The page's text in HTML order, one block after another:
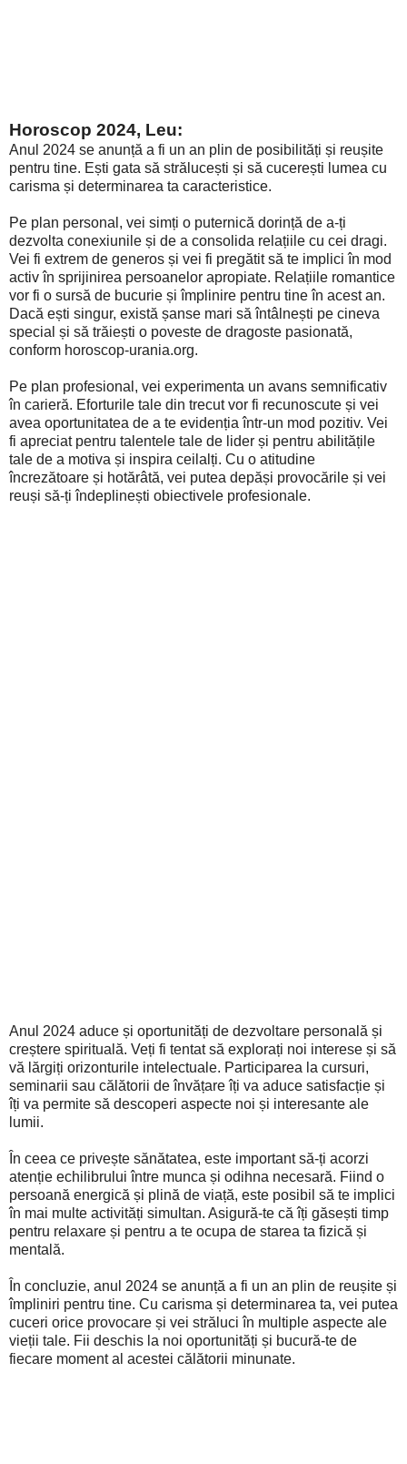
Horoscop 2024, Leu:
Anul 2024 se anunță a fi un an plin de posibilități și reușite
pentru tine. Ești gata să strălucești și să cucerești lumea cu
carisma și determinarea ta caracteristice.
Pe plan personal, vei simți o puternică dorință de a-ți
dezvolta conexiunile și de a consolida relațiile cu cei dragi.
Vei fi extrem de generos și vei fi pregătit să te implici în mod
activ în sprijinirea persoanelor apropiate. Relațiile romantice
vor fi o sursă de bucurie și împlinire pentru tine în acest an.
Dacă ești singur, există șanse mari să întâlnești pe cineva
special și să trăiești o poveste de dragoste pasionată,
conform horoscop-urania.org.
Pe plan profesional, vei experimenta un avans semnificativ
în carieră. Eforturile tale din trecut vor fi recunoscute și vei
avea oportunitatea de a te evidenția într-un mod pozitiv. Vei
fi apreciat pentru talentele tale de lider și pentru abilitățile
tale de a motiva și inspira ceilalți. Cu o atitudine
încrezătoare și hotărâtă, vei putea depăși provocările și vei
reuși să-ți îndeplinești obiectivele profesionale.
Anul 2024 aduce și oportunități de dezvoltare personală și
creștere spirituală. Veți fi tentat să explorați noi interese și să
vă lărgiți orizonturile intelectuale. Participarea la cursuri,
seminarii sau călătorii de învățare îți va aduce satisfacție și
îți va permite să descoperi aspecte noi și interesante ale
lumii.
În ceea ce privește sănătatea, este important să-ți acorzi
atenție echilibrului între munca și odihna necesară. Fiind o
persoană energică și plină de viață, este posibil să te implici
în mai multe activități simultan. Asigură-te că îți găsești timp
pentru relaxare și pentru a te ocupa de starea ta fizică și
mentală.
În concluzie, anul 2024 se anunță a fi un an plin de reușite și
împliniri pentru tine. Cu carisma și determinarea ta, vei putea
cuceri orice provocare și vei străluci în multiple aspecte ale
vieții tale. Fii deschis la noi oportunități și bucură-te de
fiecare moment al acestei călătorii minunate.